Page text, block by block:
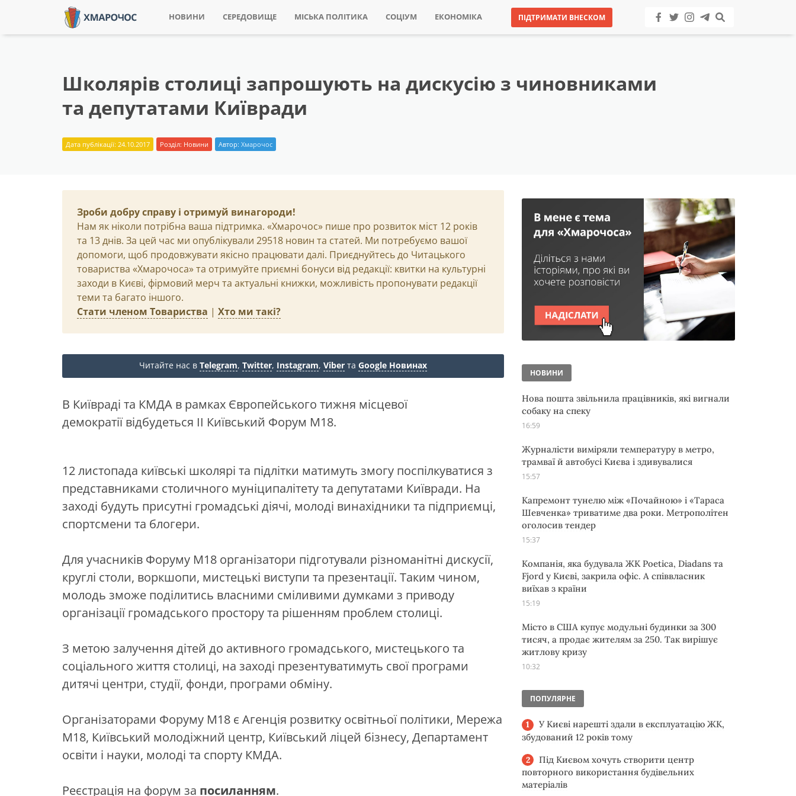
НОВИНИ СЕРЕДОВИЩЕ МІСЬКА ПОЛІТИКА СОЦІУМ ЕКОНОМІКА ПІДТРИМАТИ ВНЕСКОМ
Школярів столиці запрошують на дискусію з чиновниками
та депутатами Київради
Дата публікації: 24.10.2017 Розділ: Новини Автор: Хмарочос
Зроби добру справу і отримуй винагороди!
Нам як ніколи потрібна ваша підтримка. «Хмарочос» пише про розвиток міст 12 років
та 13 днів. За цей час ми опублікували 29518 новин та статей. Ми потребуємо вашої
допомоги, щоб продовжувати якісно працювати далі. Приєднуйтесь до Читацького
товариства «Хмарочоса» та отримуйте приємні бонуси від редакції: квитки на культурні
заходи в Києві, фірмовий мерч та актуальні книжки, можливість пропонувати редакції
теми та багато іншого.
Стати членом Товариства | Хто ми такі?
Читайте нас в Telegram, Twitter, Instagram, Viber та Google Новинах
В Київраді та КМДА в рамках Європейського тижня місцевої
демократії відбудеться ІІ Київський Форум М18.
12 листопада київські школярі та підлітки матимуть змогу поспілкуватися з
представниками столичного муніципалітету та депутатами Київради. На
заході будуть присутні громадські діячі, молоді винахідники та підприємці,
спортсмени та блогери.
Для учасників Форуму М18 організатори підготували різноманітні дискусії,
круглі столи, воркшопи, мистецькі виступи та презентації. Таким чином,
молодь зможе поділитись власними сміливими думками з приводу
організації громадського простору та рішенням проблем столиці.
З метою залучення дітей до активного громадського, мистецького та
соціального життя столиці, на заході презентуватимуть свої програми
дитячі центри, студії, фонди, програми обміну.
Організаторами Форуму М18 є Агенція розвитку освітньої політики, Мережа
М18, Київський молодіжний центр, Київський ліцей бізнесу, Департамент
освіти і науки, молоді та спорту КМДА.
Реєстрація на форум за посиланням.
НОВИНИ
Нова пошта звільнила працівників, які вигнали
собаку на спеку
16:59
Журналісти виміряли температуру в метро,
трамваї й автобусі Києва і здивувалися
15:57
Капремонт тунелю між «Почайною» і «Тараса
Шевченка» триватиме два роки. Метрополітен
оголосив тендер
15:37
Компанія, яка будувала ЖК Poetica, Diadans та
Fjord у Києві, закрила офіс. А співвласник
виїхав з країни
15:19
Місто в США купує модульні будинки за 300
тисяч, а продає жителям за 250. Так вирішує
житлову кризу
10:32
ПОПУЛЯРНЕ
У Києві нарешті здали в експлуатацію ЖК,
збудований 12 років тому
Під Києвом хочуть створити центр
повторного використання будівельних
матеріалів